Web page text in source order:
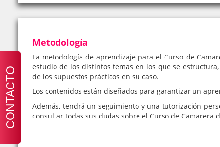
Metodología
La metodología de aprendizaje para el Curso de
estudio de los distintos temas en los que se
de los supuestos prácticos en su caso.
Los contenidos están diseñados para garantizar un
Además, tendrá un seguimiento y una tutorización
consultar todas sus dudas sobre el Curso de Camarera
CONTACTO